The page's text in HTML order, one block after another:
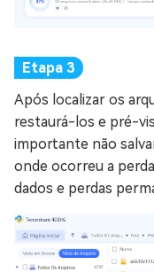
Após localizar os
restaurá-los e pré-
importante não
onde ocorreu a
dados e perdas